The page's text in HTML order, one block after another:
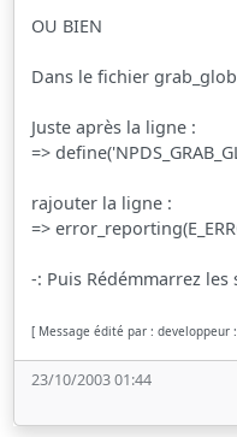
OU BIEN
Dans le fichier
Juste après la ligne :
=>
rajouter la ligne :
=>
-: Puis Rédémmarrez les
[ Message édité par : developpeur
23/10/2003 01:44